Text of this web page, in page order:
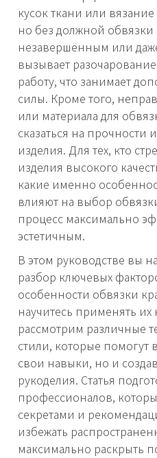
кусок ткани или
но без должной обвязки
незавершённым или
вызывает
работу, что занимает
силы. Кроме того,
или материала для
сказаться на
изделия. Для тех, кто
изделия высокого
какие именно
влияют на выбор
процесс максимально
эстетичным.
В этом руководстве вы
разбор ключевых
особенности обвязки
научитесь применять
рассмотрим различные
стили, которые помогут
свои навыки, но и
рукоделия. Статья
профессионалов,
секретами и
избежать
максимально раскрыть